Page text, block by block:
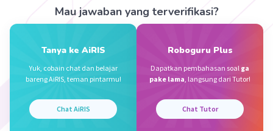
Iklan
Ngak bisa tambahan apa yak :-)
10 Oktober 2023 12:37
Mau jawaban yang terverifikasi?
Tanya ke AiRIS
Yuk, cobain chat dan belajar
bareng AiRIS, teman pintarmu!
Chat AiRIS
Roboguru Plus
Dapatkan pembahasan soal ga
pake lama, langsung dari Tutor!
Chat Tutor